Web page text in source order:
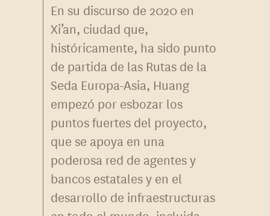
En su discurso de 2020 en
Xi’an, ciudad que,
históricamente, ha sido punto
de partida de las Rutas de la
Seda Europa-Asia, Huang
empezó por esbozar los
puntos fuertes del proyecto,
que se apoya en una
poderosa red de agentes y
bancos estatales y en el
desarrollo de infraestructuras